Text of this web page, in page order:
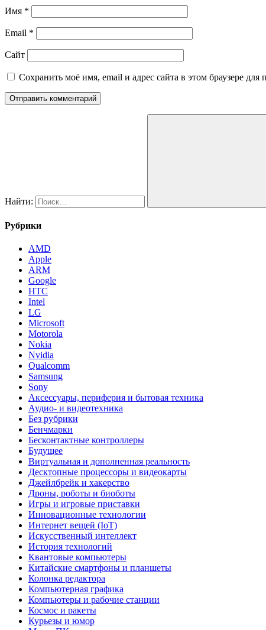
Имя *
Email *
Сайт
Сохранить моё имя, email и адрес сайта в этом браузере
Найти:
Рубрики
AMD
Apple
ARM
Google
HTC
Intel
LG
Microsoft
Motorola
Nokia
Nvidia
Qualcomm
Samsung
Sony
Аксессуары, периферия и бытовая техника
Аудио- и видеотехника
Без рубрики
Бенчмарки
Бесконтактные контроллеры
Будущее
Виртуальная и дополненная реальность
Десктопные процессоры и видеокарты
Джейлбрейк и хакерство
Дроны, роботы и биоботы
Игры и игровые приставки
Инновационные технологии
Интернет вещей (IoT)
Искусственный интеллект
История технологий
Квантовые компьютеры
Китайские смартфоны и планшеты
Колонка редактора
Компьютерная графика
Компьютеры и рабочие станции
Космос и ракеты
Курьезы и юмор